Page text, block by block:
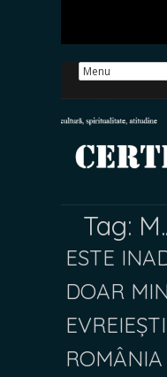
Tag:
ESTE
DOAR
ROMÂNIA